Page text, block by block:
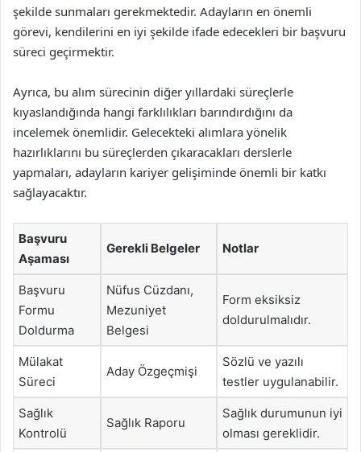
şekilde sunmaları gerekmektedir. Adayların en önemli
görevi, kendilerini en iyi şekilde ifade edecekleri bir başvuru
süreci geçirmektir.
Ayrıca, bu alım sürecinin diğer yıllardaki süreçlerle
kıyaslandığında hangi farklılıkları barındırdığını da
incelemek önemlidir. Gelecekteki alımlara yönelik
hazırlıklarını bu süreçlerden çıkaracakları derslerle
yapmaları, adayların kariyer gelişiminde önemli bir katkı
sağlayacaktır.
Başvuru
Aşaması
Gerekli Belgeler Notlar
Başvuru
Formu
Doldurma
Nüfus Cüzdanı,
Mezuniyet
Belgesi
Form eksiksiz
doldurulmalıdır.
Mülakat
Süreci
Aday Özgeçmişi
Sözlü ve yazılı
testler uygulanabilir.
Sağlık
Kontrolü
Sağlık Raporu
Sağlık durumunun iyi
olması gereklidir.